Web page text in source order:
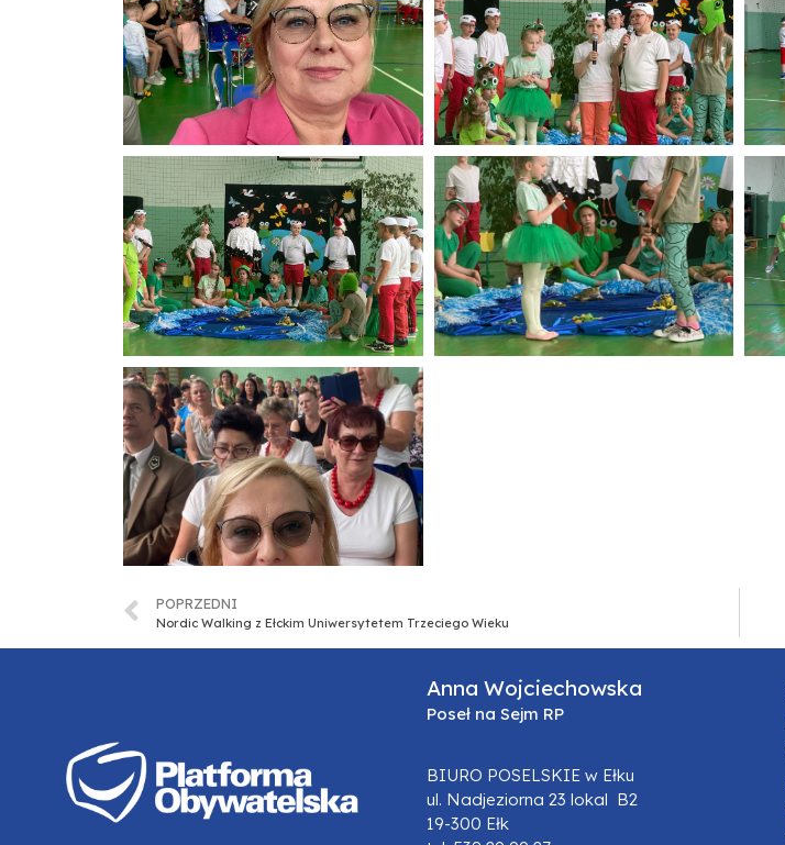
POPRZEDNI
Nordic Walking z Ełckim Uniwersytetem Trzeciego Wieku
Anna Wojciechowska
Poseł na Sejm RP
BIURO POSELSKIE w Ełku
ul. Nadjeziorna 23 lokal B2
19-300 Ełk